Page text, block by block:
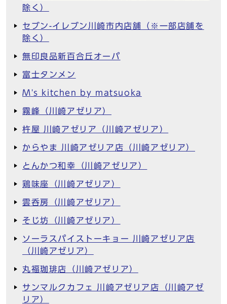
除く）
セブン-イレブン川崎市内店舗（※一部店舗を
除く）
無印良品新百合丘オーパ
富士タンメン
M's kitchen by matsuoka
霧峰（川崎アゼリア）
杵屋 川崎アゼリア（川崎アゼリア）
からやま 川崎アゼリア店（川崎アゼリア）
とんかつ和幸（川崎アゼリア）
鶏味座（川崎アゼリア）
雲呑房（川崎アゼリア）
そじ坊（川崎アゼリア）
ソーラスパイストーキョー 川崎アゼリア店
（川崎アゼリア）
丸福珈琲店（川崎アゼリア）
サンマルクカフェ 川崎アゼリア店（川崎アゼ
リア）